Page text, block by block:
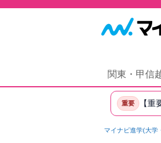
関東・甲信
重要 【
マイナビ進学(大学